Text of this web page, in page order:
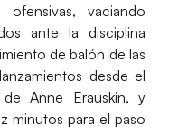
vaciando
ante la disciplina
de balón de las
desde el
deAnne Erauskin, y
minutos para el paso